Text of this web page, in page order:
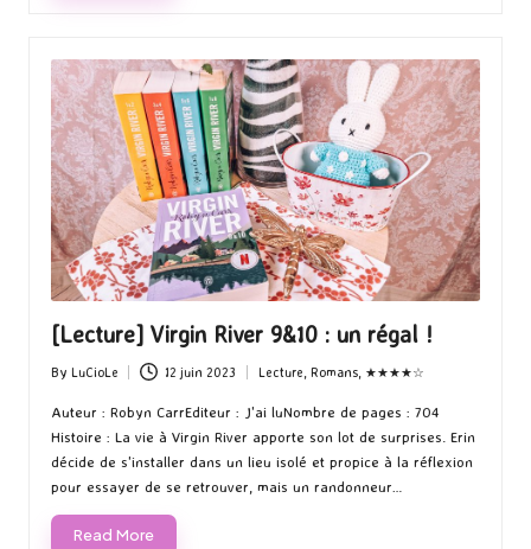
[Lecture] Virgin River 9&10 : un régal !
Posted
by
By LuCioLe 12 juin 2023
Posted
in
Lecture, Romans, ★★★★☆
Auteur : Robyn CarrEditeur : J'ai luNombre de pages : 704
Histoire : La vie à Virgin River apporte son lot de surprises. Erin
décide de s'installer dans un lieu isolé et propice à la réflexion
pour essayer de se retrouver, mais un randonneur…
Read More